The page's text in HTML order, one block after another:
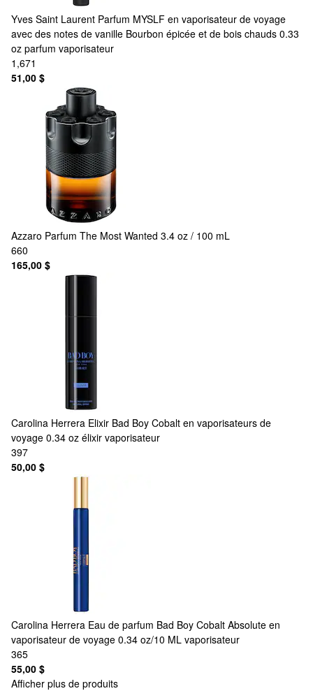
Yves Saint Laurent Parfum MYSLF en vaporisateur de voyage
avec des notes de vanille Bourbon épicée et de bois chauds 0.33
oz parfum vaporisateur
1,671
51,00 $
Azzaro Parfum The Most Wanted 3.4 oz / 100 mL
660
165,00 $
Carolina Herrera Elixir Bad Boy Cobalt en vaporisateurs de
voyage 0.34 oz élixir vaporisateur
397
50,00 $
Carolina Herrera Eau de parfum Bad Boy Cobalt Absolute en
vaporisateur de voyage 0.34 oz/10 ML vaporisateur
365
55,00 $
Afficher plus de produits